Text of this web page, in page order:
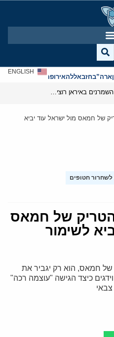
ארה”בחזבאללהאירופהאנטישמיות
ENGLISH
של חמאס מול ישראל עוד יביא
חטופים
הטריק של חמאס
לשימור
חמאס, הוא רק יגביר את
כיצד הגישה "עוצמה רכה"
צבאי